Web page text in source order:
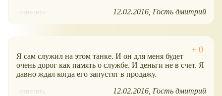
ответить 12.02.2016 Гость дмитрий
Я сам служил на этом танке. И он для меня будет
очень дорог как память о службе. И деньги не в счет. Я
давно ждал когда его запустят в продажу.
ответить 12.02.2016 Гость дмитрий